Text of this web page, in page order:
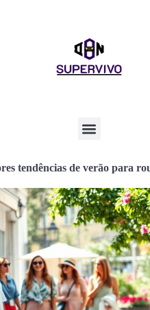
tendências de verão para